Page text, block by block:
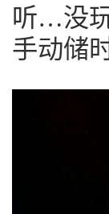
听…没
手动储